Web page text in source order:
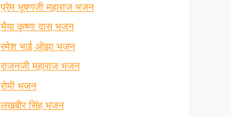
प्रेम भूषणजी महाराज भजन
भैया कृष्णा दास भजन
रमेश भाई ओझा भजन
राजनजी महाराज भजन
रोमी भजन
लखबीर सिंह भजन